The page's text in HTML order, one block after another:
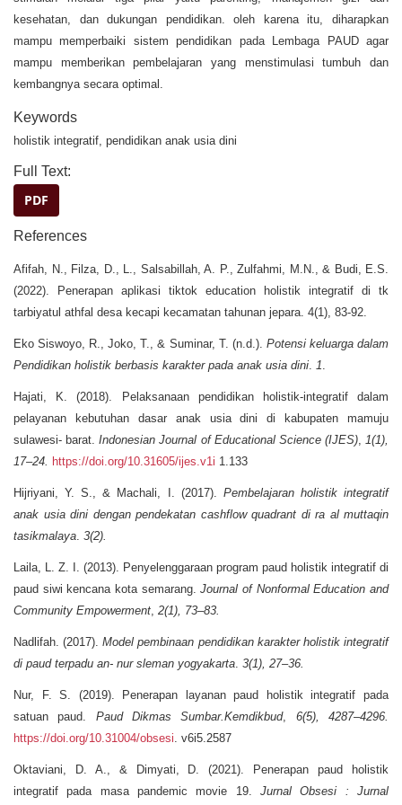
kesehatan, dan dukungan pendidikan. oleh karena itu, diharapkan
mampu memperbaiki sistem pendidikan pada Lembaga PAUD agar
mampu memberikan pembelajaran yang menstimulasi tumbuh dan
kembangnya secara optimal.
Keywords
holistik integratif, pendidikan anak usia dini
Full Text:
PDF
References
Afifah, N., Filza, D., L., Salsabillah, A. P., Zulfahmi, M.N., & Budi, E.S.
(2022). Penerapan aplikasi tiktok education holistik integratif di tk
tarbiyatul athfal desa kecapi kecamatan tahunan jepara. 4(1), 83-92.
Eko Siswoyo, R., Joko, T., & Suminar, T. (n.d.). Potensi keluarga dalam
Pendidikan holistik berbasis karakter pada anak usia dini. 1.
Hajati, K. (2018). Pelaksanaan pendidikan holistik-integratif dalam
pelayanan kebutuhan dasar anak usia dini di kabupaten mamuju
sulawesi- barat.Indonesian Journal of Educational Science (IJES), 1(1),
17–24. https://doi.org/10.31605/ijes.v1i 1.133
Hijriyani, Y. S., & Machali, I. (2017). Pembelajaran holistik integratif
anak usia dini dengan pendekatan cashflow quadrant di ra al muttaqin
tasikmalaya. 3(2).
Laila, L. Z. I. (2013). Penyelenggaraan program paud holistik integratif di
paud siwi kencana kota semarang.Journal of Nonformal Education and
Community Empowerment, 2(1), 73–83.
Nadlifah. (2017).Model pembinaan pendidikan karakter holistik integratif
di paud terpadu an- nur sleman yogyakarta. 3(1), 27–36.
Nur, F. S. (2019). Penerapan layanan paud holistik integratif pada
satuan paud. Paud Dikmas Sumbar.Kemdikbud, 6(5), 4287–4296.
https://doi.org/10.31004/obsesi. v6i5.2587
Oktaviani, D. A., & Dimyati, D. (2021). Penerapan paud holistik
integratif pada masa pandemic movie 19. Jurnal Obsesi : Jurnal